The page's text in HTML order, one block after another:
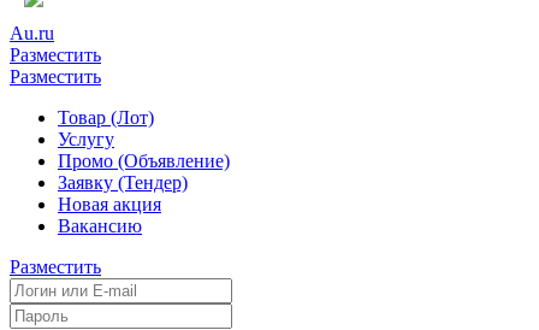
Au.ru
Разместить
Разместить
Товар (Лот)
Услугу
Промо (Объявление)
Заявку (Тендер)
Новая акция
Вакансию
Разместить